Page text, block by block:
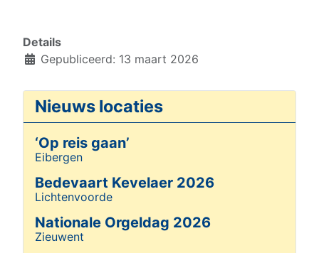
Details
Gepubliceerd: 13 maart 2026
Nieuws locaties
‘Op reis gaan’
Details
Eibergen
Bedevaart Kevelaer 2026
Details
Lichtenvoorde
Nationale Orgeldag 2026
Details
Zieuwent